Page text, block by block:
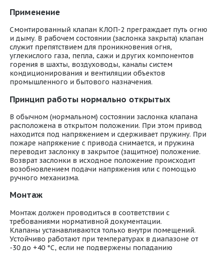
Применение
Смонтированный клапан КЛОП-2 преграждает путь огню
и дыму. В рабочем состоянии (заслонка закрыта) клапан
служит препятствием для проникновения огня,
углекислого газа, пепла, сажи и других компонентов
горения в шахты, воздуховоды, каналы систем
кондиционирования и вентиляции объектов
промышленного и бытового назначения.
Принцип работы нормально открытых
В обычном (нормальном) состоянии заслонка клапана
расположена в открытом положении. При этом привод
находится под напряжением и сдерживает пружину. При
пожаре напряжение с привода снимается, и пружина
переводит заслонку в закрытое (защитное) положение.
Возврат заслонки в исходное положение происходит
возобновлением подачи напряжения или с помощью
ручного механизма.
Монтаж
Монтаж должен проводиться в соответствии с
требованиями нормативной документации.
Клапаны устанавливаются только внутри помещений.
Устойчиво работают при температурах в диапазоне от
-30 до +40 °С, если не подвержены попаданию